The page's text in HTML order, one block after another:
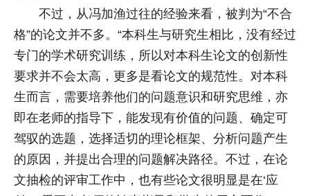
不过，从冯加渔过往的经验来看，被判为“不合
格”的论文并不多。“本科生与研究生相比，没有经过
专门的学术研究训练，所以对本科生论文的创新性
要求并不会太高，更多是看论文的规范性。对本科
生而言，需要培养他们的问题意识和研究思维，亦
即在老师的指导下，能发现有价值的问题、确定可
驾驭的选题，选择适切的理论框架、分析问题产生
的原因，并提出合理的问题解决路径。不过，在论
文抽检的评审工作中，也有些论文很明显是在‘应